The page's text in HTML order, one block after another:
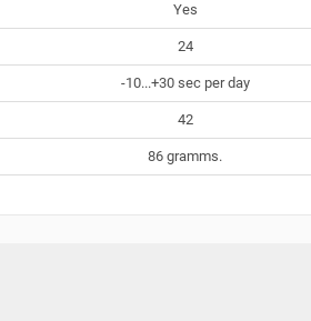
Yes
24
-10...+30 sec per day
42
86 gramms.